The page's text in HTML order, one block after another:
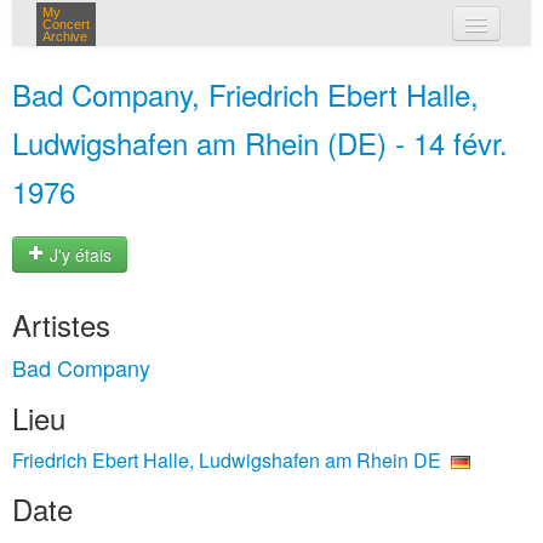
My
Concert
Archive
Bad Company, Friedrich Ebert Halle,
Ludwigshafen am Rhein (DE) - 14 févr.
1976
J'y étais
Artistes
Bad Company
Lieu
Friedrich Ebert Halle, Ludwigshafen am Rhein DE
Date